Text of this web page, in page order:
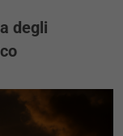
degli